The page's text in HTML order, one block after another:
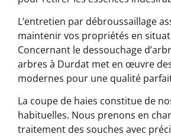
L’entretien par débroussaillage
maintenir vos propriétés en
Concernant le dessouchage
arbres à Durdat met en œuvre
modernes pour une qualité
La coupe de haies constitue de
habituelles. Nous prenons en
traitement des souches avec